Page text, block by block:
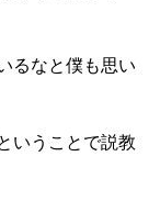
るなと僕も思い
いうことで説教